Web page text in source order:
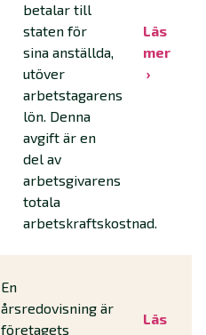
betalar till
staten för
sina anställda,
utöver
arbetstagarens
lön. Denna
avgift är en
del av
arbetsgivarens
totala
arbetskraftskostnad.
Läs
mer
En
årsredovisning är
företagets
Läs